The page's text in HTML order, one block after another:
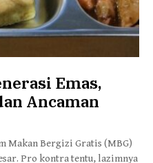
Emas,
Ancaman
Makan Bergizi Gratis (MBG)
Pro kontra tentu, lazimnya